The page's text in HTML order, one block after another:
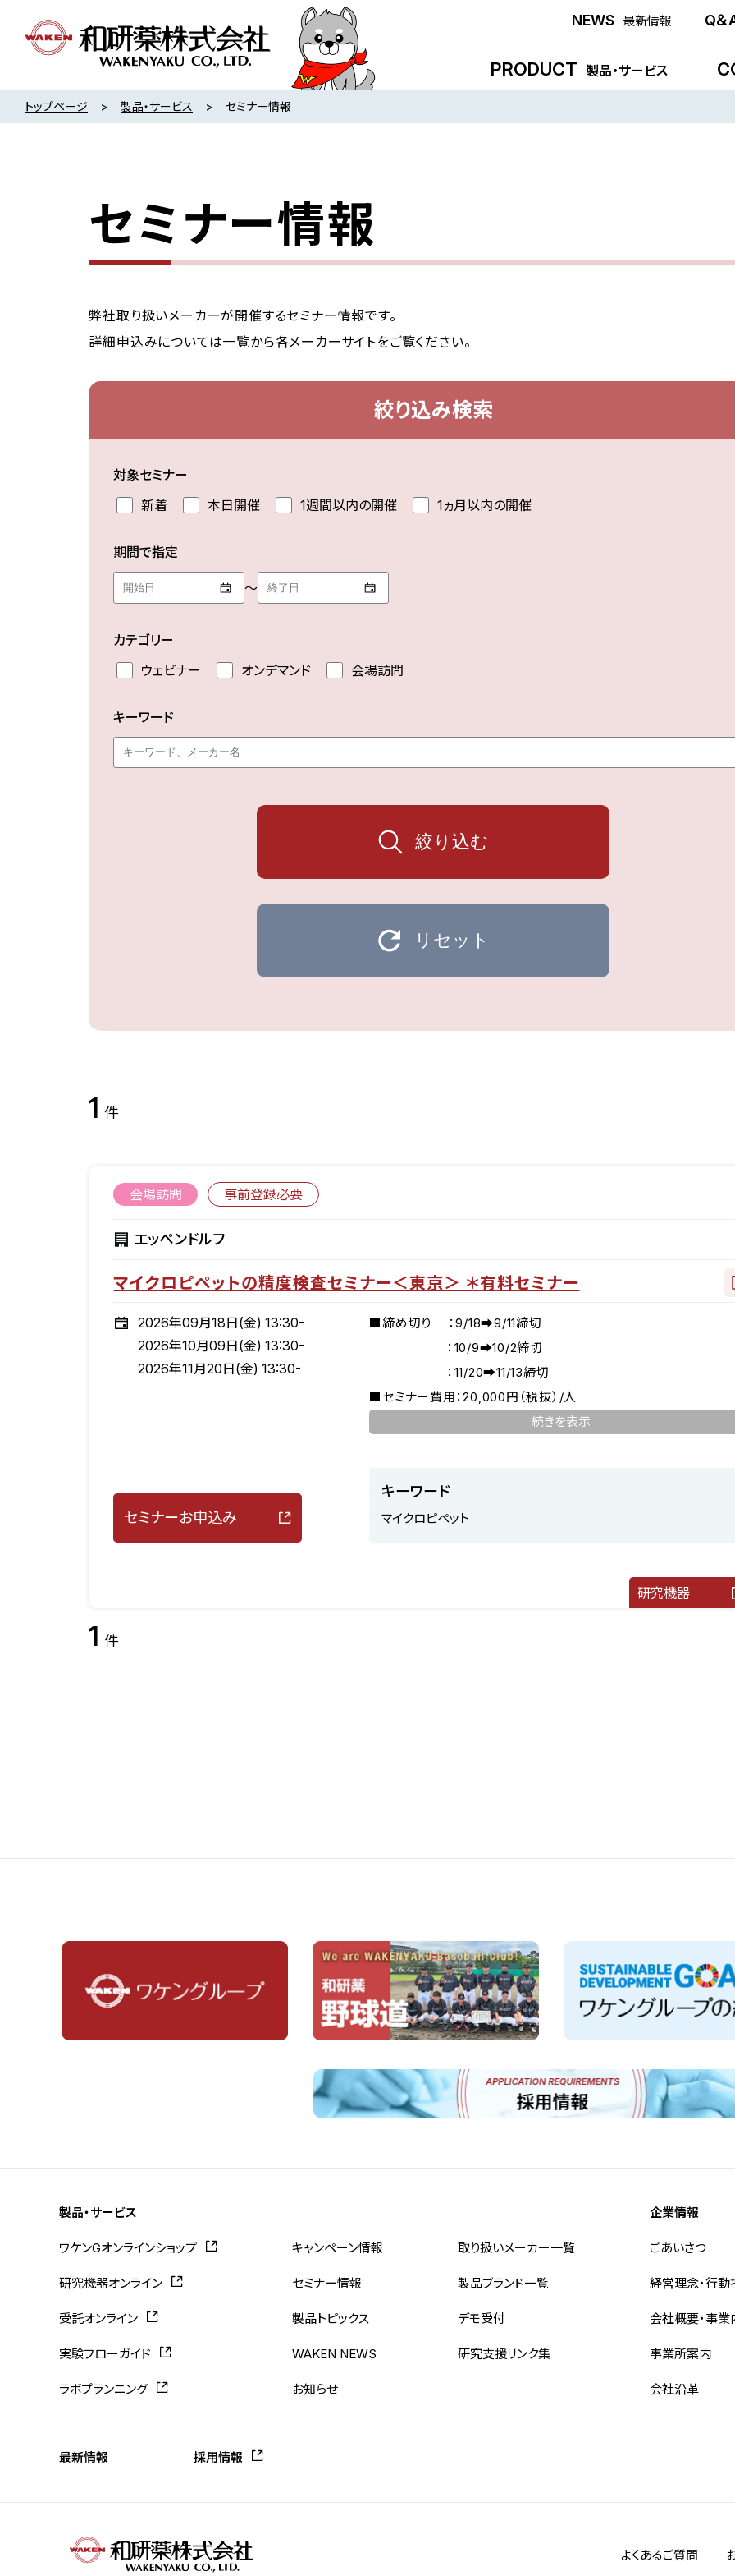
NEWS 最新情報 Q＆
PRODUCT 製品・サービス
トップページ 製品・サービス セミナー情報
セミナー情報
弊社取り扱いメーカーが開催するセミナー情報です。
詳細申込みについては一覧から各メーカーサイトをご覧ください。
絞り込み検索
対象セミナー
新着
本日開催 1週間以内の開催 1ヵ月以内の開催
期間で指定
～
カテゴリー
ウェビナー
オンデマンド 会場訪問
キーワード
絞り込む
リセット
1 件
会場訪問 事前登録必要
エッペンドルフ
マイクロピペットの精度検査セミナー＜東京＞ ＊有料セミナー
2026年09月18日(金) 13:30-
2026年10月09日(金) 13:30-
2026年11月20日(金) 13:30-
■締め切り ：9/18➡9/11締切
：10/9➡10/2締切
：11/20➡11/13締切
■セミナー費用：20,000円（税抜）/人
しい方法が分からない、自分たちが行っている方法は正しいのだろ
か…と思われたことはございませんか？マイクロピペットのパイオ
を用いて実際に秤量をお試しいただきます。検査をこれから始め
セミナーお申込み
キーワード
マイクロピペット
研究機器
1 件
製品・サービス
ワケンGオンラインショップ
研究機器オンライン
受託オンライン
実験フローガイド
ラボプランニング
キャンペーン情報
セミナー情報
製品トピックス
WAKEN NEWS
お知らせ
取り扱いメーカー一覧
製品ブランド一覧
デモ受付
研究支援リンク集
企業情報
ごあいさつ
経営理念・行動
会社概要・事業
事業所案内
会社沿革
最新情報 採用情報
よくあるご質問